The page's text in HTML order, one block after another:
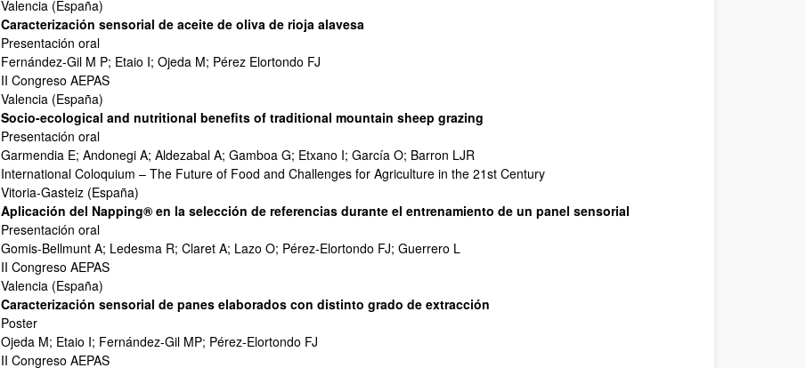
Valencia (España)
Caracterización sensorial de aceite de oliva de rioja alavesa
Presentación oral
Fernández-Gil M P; Etaio I; Ojeda M; Pérez Elortondo FJ
II Congreso AEPAS
Valencia (España)
Socio-ecological and nutritional benefits of traditional mountain sheep grazing
Presentación oral
Garmendia E; Andonegi A; Aldezabal A; Gamboa G; Etxano I; García O; Barron LJR
International Coloquium – The Future of Food and Challenges for Agriculture in the 21st Century
Vitoria-Gasteiz (España)
Aplicación del Napping® en la selección de referencias durante el entrenamiento de un panel sensorial
Presentación oral
Gomis-Bellmunt A; Ledesma R; Claret A; Lazo O; Pérez-Elortondo FJ; Guerrero L
II Congreso AEPAS
Valencia (España)
Caracterización sensorial de panes elaborados con distinto grado de extracción
Poster
Ojeda M; Etaio I; Fernández-Gil MP; Pérez-Elortondo FJ
II Congreso AEPAS